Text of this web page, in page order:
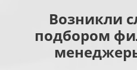
Возникли
подбором